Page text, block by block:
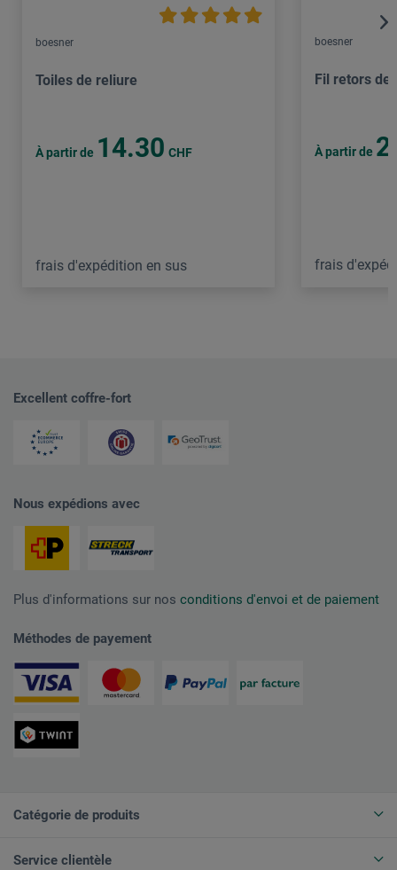
boesner
Toiles de reliure
À partir de 14.30 CHF
frais d'expédition en sus
boesner
Fil retors de
À partir de
frais
Excellent coffre-fort
Nous expédions avec
Plus d'informations sur nos conditions d'envoi et de paiement
Méthodes de payement
Catégorie de produits
Service clientèle